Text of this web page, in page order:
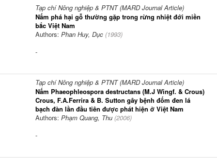
Tạp chí Nông nghiệp & PTNT (MARD Journal Article)
Nấm phá hại gỗ thường gặp trong rừng nhiệt đới miền
bắc Việt Nam
Authors: Phan Huy, Dục (1993)
-
Tạp chí Nông nghiệp & PTNT (MARD Journal Article)
Nấm Phaeophleospora destructans (M.J Wingf. & Crous)
Crous, F.A.Ferrira & B. Sutton gây bệnh đốm đen lá
bạch đàn lần đầu tiên được phát hiện ở Việt Nam
Authors: Phạm Quang, Thu (2006)
-